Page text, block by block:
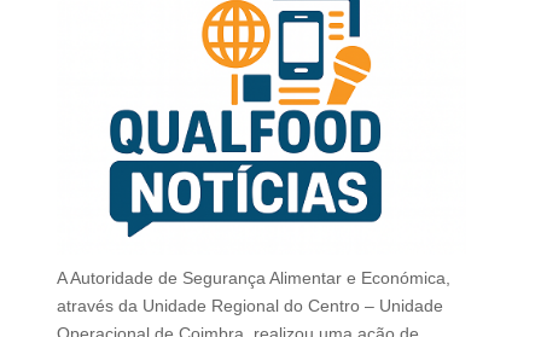
A Autoridade de Segurança Alimentar e Económica,
através da Unidade Regional do Centro – Unidade